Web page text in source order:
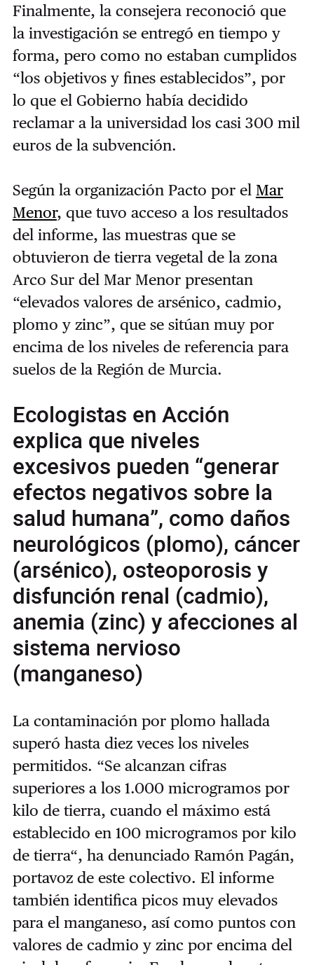
Finalmente, la consejera reconoció que
la investigación se entregó en tiempo y
forma, pero como no estaban cumplidos
“los objetivos y fines establecidos”, por
lo que el Gobierno había decidido
reclamar a la universidad los casi 300 mil
euros de la subvención.
Según la organización Pacto por el Mar
Menor, que tuvo acceso a los resultados
del informe, las muestras que se
obtuvieron de tierra vegetal de la zona
Arco Sur del Mar Menor presentan
“elevados valores de arsénico, cadmio,
plomo y zinc”, que se sitúan muy por
encima de los niveles de referencia para
suelos de la Región de Murcia.
Ecologistas en Acción
explica que niveles
excesivos pueden “generar
efectos negativos sobre la
salud humana”, como daños
neurológicos (plomo), cáncer
(arsénico), osteoporosis y
disfunción renal (cadmio),
anemia (zinc) y afecciones al
sistema nervioso
(manganeso)
La contaminación por plomo hallada
superó hasta diez veces los niveles
permitidos. “Se alcanzan cifras
superiores a los 1.000 microgramos por
kilo de tierra, cuando el máximo está
establecido en 100 microgramos por kilo
de tierra“, ha denunciado Ramón Pagán,
portavoz de este colectivo. El informe
también identifica picos muy elevados
para el manganeso, así como puntos con
valores de cadmio y zinc por encima del